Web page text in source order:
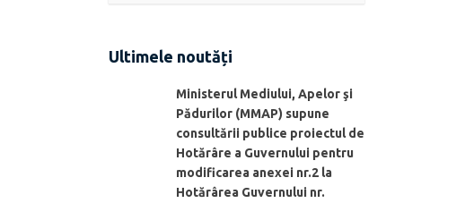
Ultimele noutăți
Ministerul Mediului, Apelor şi
Pădurilor (MMAP) supune
consultării publice proiectul de
Hotărâre a Guvernului pentru
modificarea anexei nr.2 la
Hotărârea Guvernului nr.